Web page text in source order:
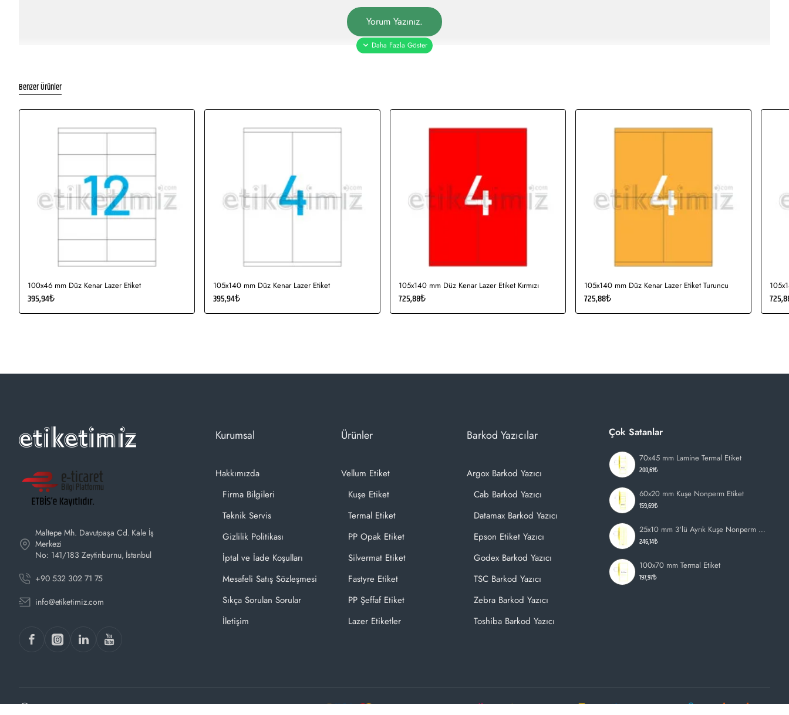
Yorum Yazınız.
Benzer Ürünler
100x46 mm Düz Kenar Lazer Etiket
395,94₺
105x140 mm Düz Kenar Lazer Etiket
395,94₺
105x140 mm Düz Kenar Lazer Etiket Kırmızı
725,88₺
105x140 mm Düz Kenar Lazer Etiket Turuncu
725,88₺
Maltepe Mh. Davutpaşa Cd. Kale İş
Merkezi
No: 141/183 Zeytinburnu, İstanbul
+90 532 302 71 75
info@etiketimiz.com
Kurumsal
Hakkımızda
Firma Bilgileri
Teknik Servis
Gizlilik Politikası
İptal ve İade Koşulları
Mesafeli Satış Sözleşmesi
Sıkça Sorulan Sorular
İletişim
Ürünler
Vellum Etiket
Kuşe Etiket
Termal Etiket
PP Opak Etiket
Silvermat Etiket
Fastyre Etiket
PP Şeffaf Etiket
Lazer Etiketler
Barkod Yazıcılar
Argox Barkod Yazıcı
Cab Barkod Yazıcı
Datamax Barkod Yazıcı
Epson Etiket Yazıcı
Godex Barkod Yazıcı
TSC Barkod Yazıcı
Zebra Barkod Yazıcı
Toshiba Barkod Yazıcı
Çok Satanlar
70x45 mm Lamine Termal Etiket
200,61₺
60x20 mm Kuşe Nonperm Etiket
159,69₺
25x10 mm 3'lü Ayrık Kuşe Nonperm Etiket
246,14₺
100x70 mm Termal Etiket
197,97₺